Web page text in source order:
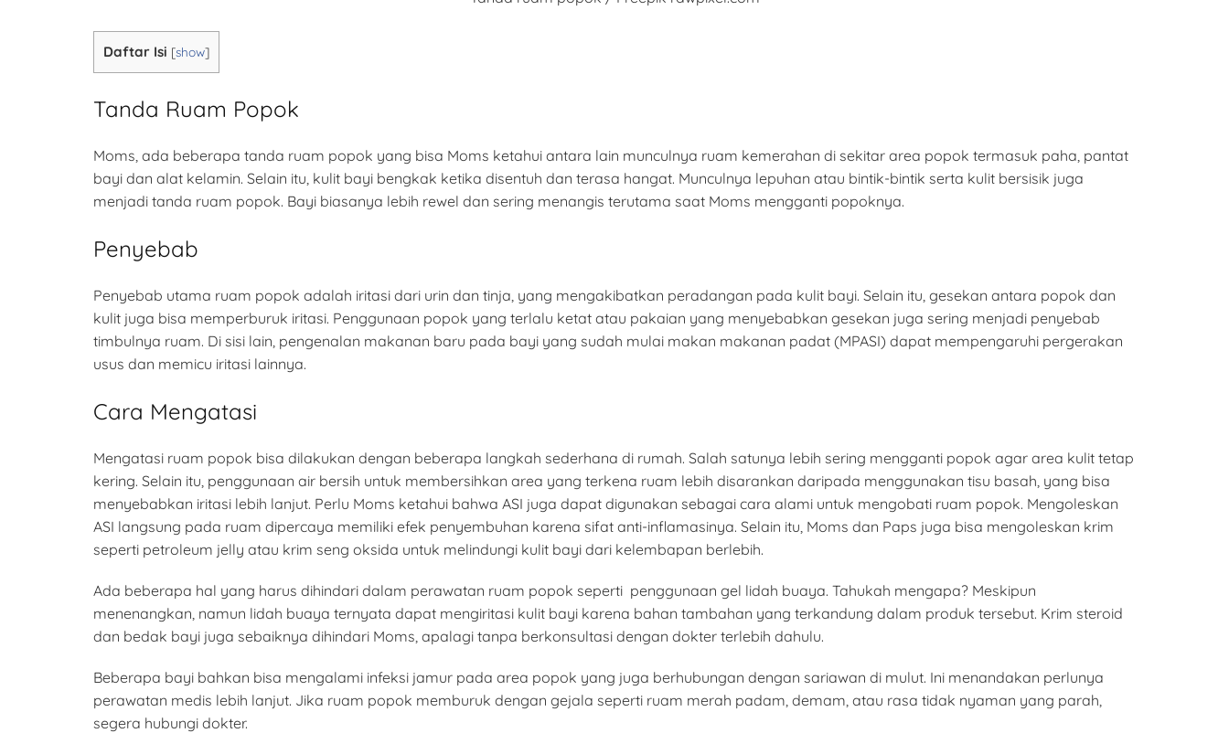
Daftar Isi [show]
Tanda Ruam Popok
Moms, ada beberapa tanda ruam popok yang bisa Moms ketahui antara lain munculnya ruam kemerahan di sekitar area popok termasuk paha, pantat
bayi dan alat kelamin. Selain itu, kulit bayi bengkak ketika disentuh dan terasa hangat. Munculnya lepuhan atau bintik-bintik serta kulit bersisik juga
menjadi tanda ruam popok. Bayi biasanya lebih rewel dan sering menangis terutama saat Moms mengganti popoknya.
Penyebab
Penyebab utama ruam popok adalah iritasi dari urin dan tinja, yang mengakibatkan peradangan pada kulit bayi. Selain itu, gesekan antara popok dan
kulit juga bisa memperburuk iritasi. Penggunaan popok yang terlalu ketat atau pakaian yang menyebabkan gesekan juga sering menjadi penyebab
timbulnya ruam. Di sisi lain, pengenalan makanan baru pada bayi yang sudah mulai makan makanan padat (MPASI) dapat mempengaruhi pergerakan
usus dan memicu iritasi lainnya.
Cara Mengatasi
Mengatasi ruam popok bisa dilakukan dengan beberapa langkah sederhana di rumah. Salah satunya lebih sering mengganti popok agar area kulit tetap
kering. Selain itu, penggunaan air bersih untuk membersihkan area yang terkena ruam lebih disarankan daripada menggunakan tisu basah, yang bisa
menyebabkan iritasi lebih lanjut. Perlu Moms ketahui bahwa ASI juga dapat digunakan sebagai cara alami untuk mengobati ruam popok. Mengoleskan
ASI langsung pada ruam dipercaya memiliki efek penyembuhan karena sifat anti-inflamasinya. Selain itu, Moms dan Paps juga bisa mengoleskan krim
seperti petroleum jelly atau krim seng oksida untuk melindungi kulit bayi dari kelembapan berlebih.
Ada beberapa hal yang harus dihindari dalam perawatan ruam popok seperti penggunaan gel lidah buaya. Tahukah mengapa? Meskipun
menenangkan, namun lidah buaya ternyata dapat mengiritasi kulit bayi karena bahan tambahan yang terkandung dalam produk tersebut. Krim steroid
dan bedak bayi juga sebaiknya dihindari Moms, apalagi tanpa berkonsultasi dengan dokter terlebih dahulu.
Beberapa bayi bahkan bisa mengalami infeksi jamur pada area popok yang juga berhubungan dengan sariawan di mulut. Ini menandakan perlunya
perawatan medis lebih lanjut. Jika ruam popok memburuk dengan gejala seperti ruam merah padam, demam, atau rasa tidak nyaman yang parah,
segera hubungi dokter.